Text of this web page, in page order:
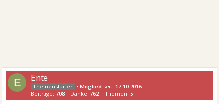
E Ente
•Mitglied seit: 17.10.2016
Beiträge: 708 Danke: 762 Themen:5